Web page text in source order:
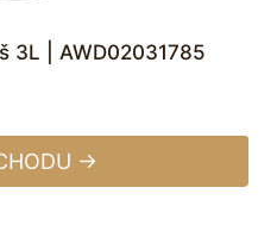
3L | AWD02031785
→